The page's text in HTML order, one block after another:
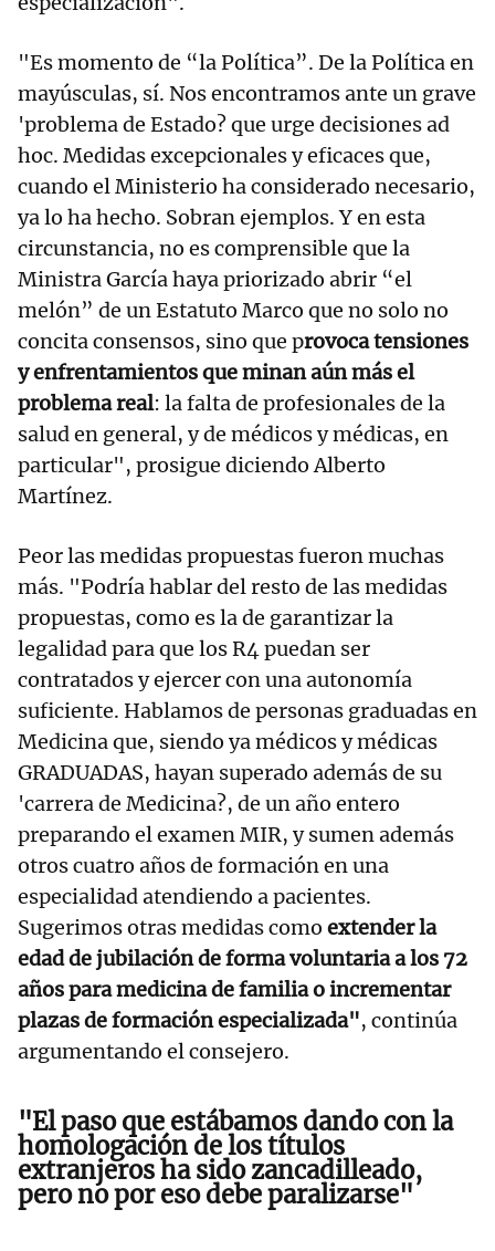
"Es momento de “la Política”. De la Política en
mayúsculas, sí. Nos encontramos ante un grave
'problema de Estado? que urge decisiones ad
hoc. Medidas excepcionales y eficaces que,
cuando el Ministerio ha considerado necesario,
ya lo ha hecho. Sobran ejemplos. Y en esta
circunstancia, no es comprensible que la
Ministra García haya priorizado abrir “el
melón” de un Estatuto Marco que no solo no
concita consensos, sino que provoca tensiones
y enfrentamientos que minan aún más el
problema real: la falta de profesionales de la
salud en general, y de médicos y médicas, en
particular", prosigue diciendo Alberto
Martínez.
Peor las medidas propuestas fueron muchas
más. "Podría hablar del resto de las medidas
propuestas, como es la de garantizar la
legalidad para que los R4 puedan ser
contratados y ejercer con una autonomía
suficiente. Hablamos de personas graduadas en
Medicina que, siendo ya médicos y médicas
GRADUADAS, hayan superado además de su
'carrera de Medicina?, de un año entero
preparando el examen MIR, y sumen además
otros cuatro años de formación en una
especialidad atendiendo a pacientes.
Sugerimos otras medidas como extender la
edad de jubilación de forma voluntaria a los 72
años para medicina de familia o incrementar
plazas de formación especializada", continúa
argumentando el consejero.
"El paso que estábamos dando con la
homologación de los títulos
extranjeros ha sido zancadilleado,
pero no por eso debe paralizarse"